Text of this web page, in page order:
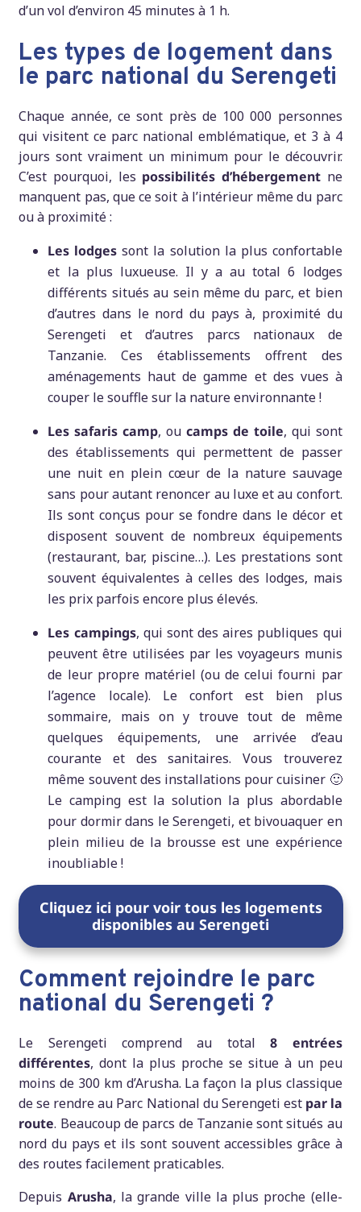
d’un vol d’environ 45 minutes à 1 h.
Les types de logement dans
le parc national du Serengeti
Chaque année, ce sont près de 100 000 personnes
qui visitent ce parc national emblématique, et 3 à 4
jours sont vraiment un minimum pour le découvrir.
C’est pourquoi, les possibilités d’hébergement ne
manquent pas, que ce soit à l’intérieur même du parc
ou à proximité :
Les lodgessont la solution la plus confortable
et la plus luxueuse. Il y a au total 6 lodges
différents situés au sein même du parc, et bien
d’autres dans le nord du pays à, proximité du
Serengeti et d’autres parcs nationaux de
Tanzanie. Ces établissements offrent des
aménagements haut de gamme et des vues à
couper le souffle sur la nature environnante !
Les safaris camp, ou camps de toile, qui sont
des établissements qui permettent de passer
une nuit en plein cœur de la nature sauvage
sans pour autant renoncer au luxe et au confort.
Ils sont conçus pour se fondre dans le décor et
disposent souvent de nombreux équipements
(restaurant, bar, piscine…). Les prestations sont
souvent équivalentes à celles des lodges, mais
les prix parfois encore plus élevés.
Les campings, qui sont des aires publiques qui
peuvent être utilisées par les voyageurs munis
de leur propre matériel (ou de celui fourni par
l’agence locale). Le confort est bien plus
sommaire, mais on y trouve tout de même
quelques équipements, une arrivée d’eau
courante et des sanitaires. Vous trouverez
même souvent des installations pour cuisiner 🙂
Le camping est la solution la plus abordable
pour dormir dans le Serengeti, et bivouaquer en
plein milieu de la brousse est une expérience
inoubliable !
Cliquez ici pour voir tous les logements
disponibles au Serengeti
Comment rejoindre le parc
national du Serengeti ?
Le Serengeti comprend au total8 entrées
différentes, dont la plus proche se situe à un peu
moins de 300 km d’Arusha. La façon la plus classique
de se rendre au Parc National du Serengeti est par la
route. Beaucoup de parcs de Tanzanie sont situés au
nord du pays et ils sont souvent accessibles grâce à
des routes facilement praticables.
Depuis Arusha, la grande ville la plus proche (elle-